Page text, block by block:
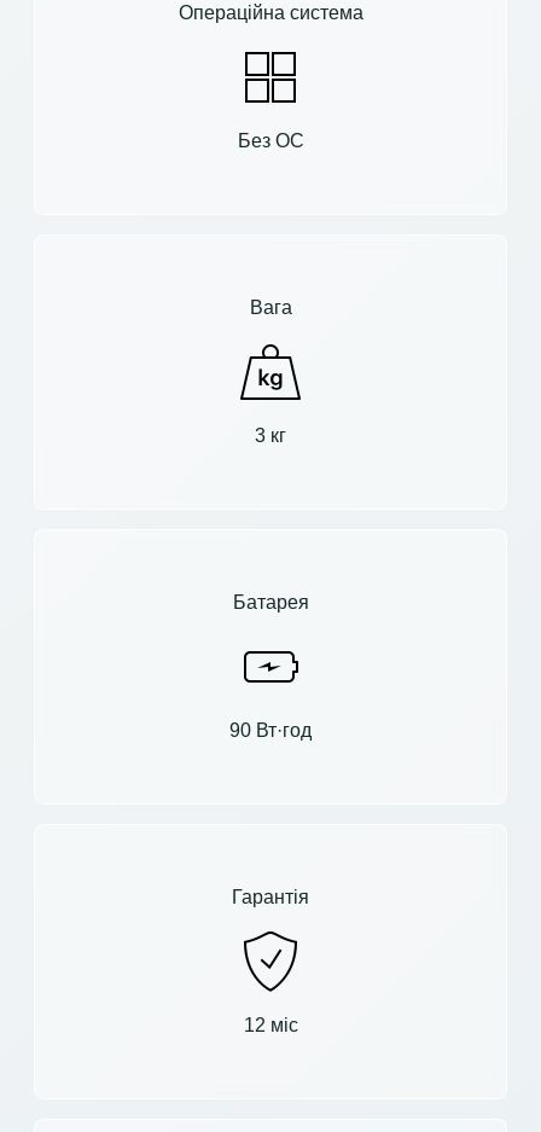
Операційна система
Без ОС
Вага
3 кг
Батарея
90 Вт·год
Гарантія
12 міс